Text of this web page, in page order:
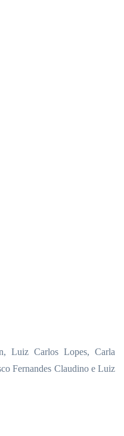
Luiz Carlos Lopes, Carla
Fernandes Claudino e Luiz